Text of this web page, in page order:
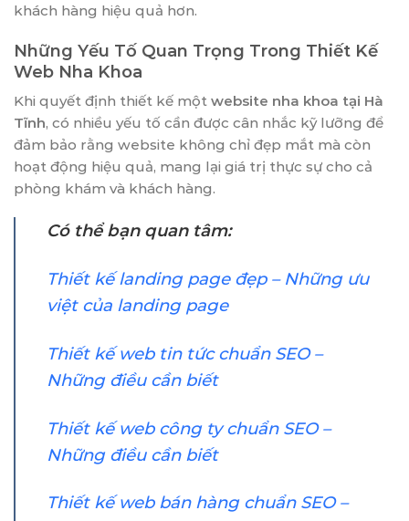
khách hàng hiệu quả hơn.
Những Yếu Tố Quan Trọng Trong Thiết Kế
Web Nha Khoa
Khi quyết định thiết kế một website nha khoa tại Hà
Tĩnh, có nhiều yếu tố cần được cân nhắc kỹ lưỡng để
đảm bảo rằng website không chỉ đẹp mắt mà còn
hoạt động hiệu quả, mang lại giá trị thực sự cho cả
phòng khám và khách hàng.
Có thể bạn quan tâm:
Thiết kế landing page đẹp – Những ưu
việt của landing page
Thiết kế web tin tức chuẩn SEO –
Những điều cần biết
Thiết kế web công ty chuẩn SEO –
Những điều cần biết
Thiết kế web bán hàng chuẩn SEO –